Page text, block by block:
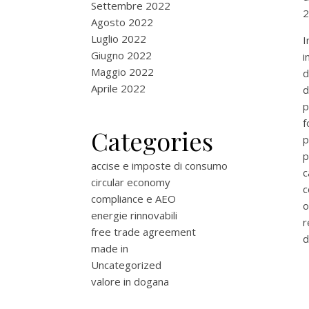
Settembre 2022
Agosto 2022
Luglio 2022
Giugno 2022
Maggio 2022
Aprile 2022
Categories
accise e imposte di consumo
circular economy
compliance e AEO
energie rinnovabili
free trade agreement
made in
Uncategorized
valore in dogana